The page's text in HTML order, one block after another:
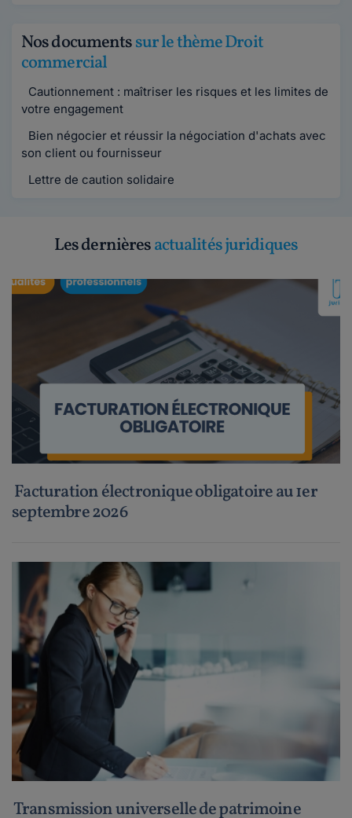
Nos documentssur le thème Droit
commercial
Cautionnement : maîtriser les risques et les limites de
votre engagement
Bien négocier et réussir la négociation d'achats avec
son client ou fournisseur
Lettre de caution solidaire
Les dernièresactualités juridiques
Facturation électronique obligatoire au 1er
septembre 2026
Transmission universelle de patrimoine